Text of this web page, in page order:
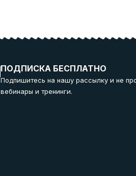
ПОДПИСКА БЕСПЛАТНО
Подпишитесь на нашу рассылку и не
вебинары и тренинги.